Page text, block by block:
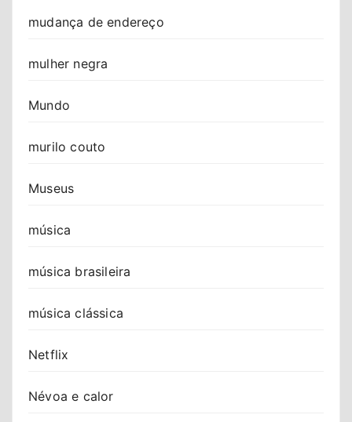
mudança de endereço
mulher negra
Mundo
murilo couto
Museus
música
música brasileira
música clássica
Netflix
Névoa e calor